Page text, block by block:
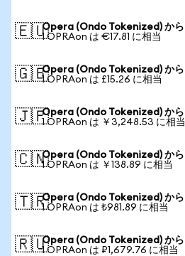
🇪🇺Opera (Ondo Tokenized) から
1 OPRAon は €17.81 に相当
🇬🇧Opera (Ondo Tokenized) から
1 OPRAon は £15.26 に相当
🇯🇵Opera (Ondo Tokenized) から
1 OPRAon は ￥3,248.53 に相当
🇨🇳Opera (Ondo Tokenized) から
1 OPRAon は ￥138.89 に相当
🇹🇷Opera (Ondo Tokenized) から
1 OPRAon は ₺981.89 に相当
🇷🇺Opera (Ondo Tokenized) から
1 OPRAon は ₽1,679.76 に相当